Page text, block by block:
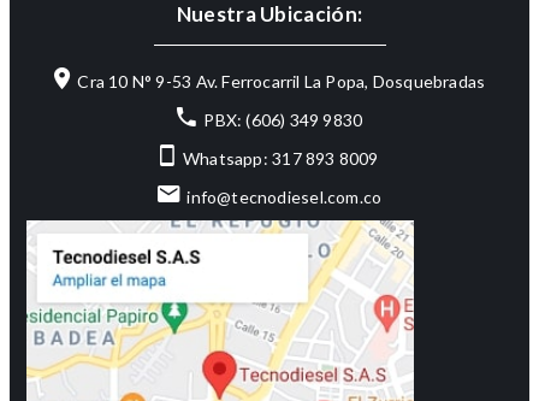
Nuestra Ubicación:
Cra 10 N° 9-53 Av. Ferrocarril La Popa, Dosquebradas
PBX: (606) 349 9830
Whatsapp: 317 893 8009
info@tecnodiesel.com.co